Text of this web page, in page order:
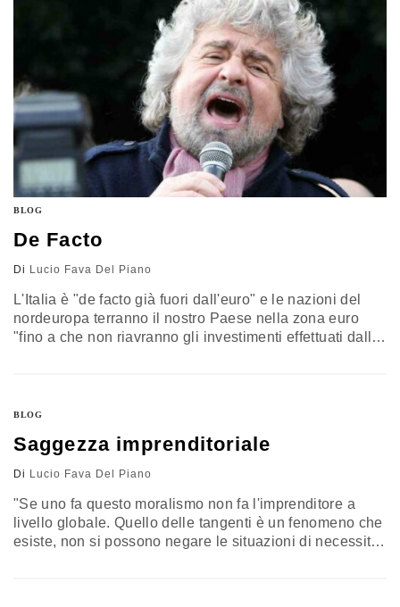
BLOG
De Facto
Di Lucio Fava Del Piano
L'Italia è "de facto già fuori dall'euro" e le nazioni del
nordeuropa terranno il nostro Paese nella zona euro
"fino a che non riavranno gli investimenti effettuati dalle
da quello vecchio ha…
BLOG
Saggezza imprenditoriale
Di Lucio Fava Del Piano
"Se uno fa questo moralismo non fa l'imprenditore a
livello globale. Quello delle tangenti è un fenomeno che
esiste, non si possono negare le situazioni di necessità